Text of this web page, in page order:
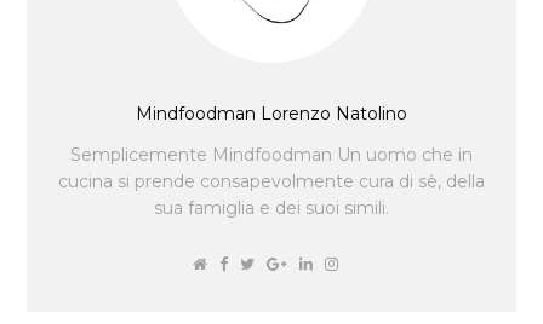
Mindfoodman Lorenzo Natolino
Semplicemente Mindfoodman Un uomo che in
cucina si prende consapevolmente cura di sè, della
sua famiglia e dei suoi simili.